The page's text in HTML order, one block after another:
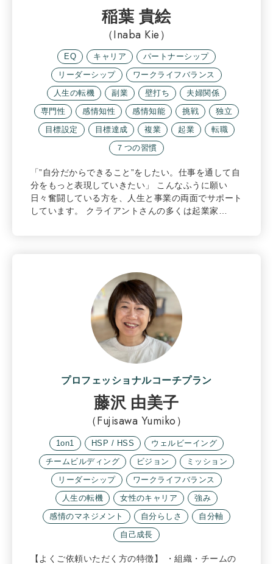
稲葉 貴絵
（Inaba Kie）
EQ キャリア
パートナーシップ
リーダーシップ
ワークライフバランス
人生の転機
副業 壁打ち
夫婦関係
専門性
感情知性 感情知能 挑戦
独立
目標設定
目標達成 複業 起業
転職
７つの習慣
「”自分だからできること”をしたい。仕事を通して自
分をもっと表現していきたい」 こんなふうに願い
日々奮闘している方を、人生と事業の両面でサポート
しています。 クライアントさんの多くは起業家…
プロフェッショナルコーチプラン
藤沢 由美子
（Fujisawa Yumiko）
1on1 HSP / HSS
ウェルビーイング
チームビルディング
ビジョン
ミッション
リーダーシップ
ワークライフバランス
人生の転機
女性のキャリア
強み
感情のマネジメント
自分らしさ
自分軸
自己成長
【よくご依頼いただく方の特徴】 ・組織・チームの